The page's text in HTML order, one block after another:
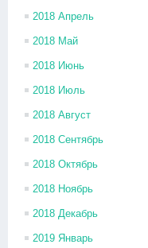
2018 Апрель
2018 Май
2018 Июнь
2018 Июль
2018 Август
2018 Сентябрь
2018 Октябрь
2018 Ноябрь
2018 Декабрь
2019 Январь